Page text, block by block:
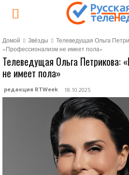
Домой Звёзды
Телеведущая Ольга
«Профессионализм не имеет пола»
Телеведущая Ольга Петрикова:
не имеет пола»
редакция RTWeek 18.10.2025